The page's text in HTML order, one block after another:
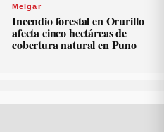
Melgar
Incendio forestal en Orurillo
afecta cinco hectáreas de
cobertura natural en Puno